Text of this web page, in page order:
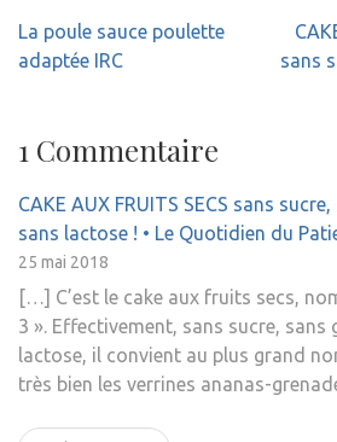
Navigation
de
La poule sauce poulette
adaptée IRC
sans
1 Commentaire
CAKE AUX FRUITS SECS sans
sans lactose ! • Le Quotidien du
25 mai 2018
[…] C’est le cake aux fruits secs,
3 ». Effectivement, sans sucre, sans
lactose, il convient au plus grand
très bien les verrines ananas-